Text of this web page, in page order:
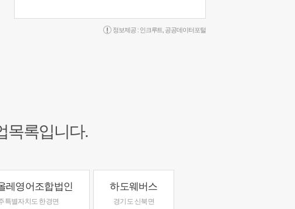
정보제공 : 인크루트 공공데이터포털
목록입니다.
레영어조합법인
특별자치도 한경면
하도웨버스
경기도 신북면